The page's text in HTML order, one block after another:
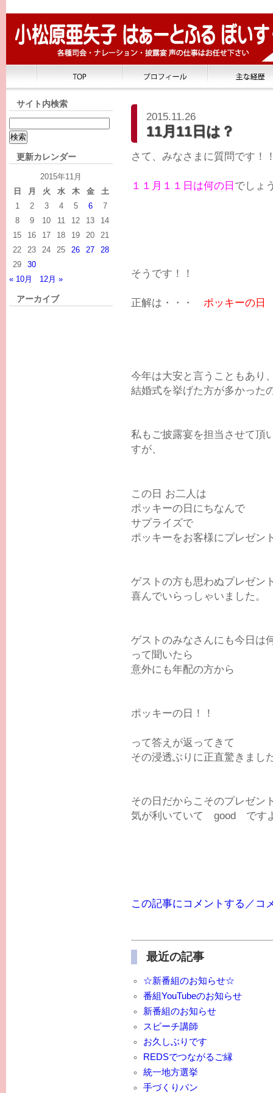
サイト内検索
更新カレンダー
2015年11月
日
月 火 水 木 金
土
1
2 3 4 5 6
7
8
9 10 11 12 13
14
15
16 17 18 19 20
21
22
23 24 25 26 27
28
29
30
« 10月
12月 »
アーカイブ
2015.11.26
11月11日は？
さて、みなさまに質問です！
１１月１１日は何の日 でしょ
そうです！！
正解は・・・ ポッキーの日
今年は大安と言うこともあり
結婚式を挙げた方が多かった
私もご披露宴を担当させて頂
すが、
この日 お二人は
ポッキーの日にちなんで
サプライズで
ポッキーをお客様にプレゼン
ゲストの方も思わぬプレゼン
喜んでいらっしゃいました。
ゲストのみなさんにも今日は
って聞いたら
意外にも年配の方から
ポッキーの日！！
って答えが返ってきて
その浸透ぶりに正直驚きまし
その日だからこそのプレゼン
気が利いていて good です
この記事にコメントする／コ
最近の記事
☆新番組のお知らせ☆
番組YouTubeのお知らせ
新番組のお知らせ
スピーチ講師
お久しぶりです
REDSでつながるご縁
統一地方選挙
手づくりパン